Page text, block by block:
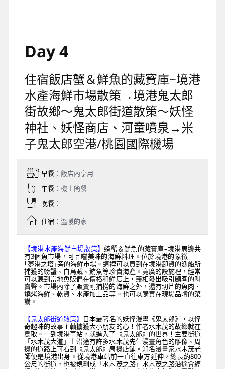
Day 4
住宿飯店蟹＆鮮魚的藏寶庫~境港
水產海鮮市場散策→境港鬼太郎
街故鄉～鬼太郎街道散策～妖怪
神社、妖怪商店、河童噴泉→米
子鬼太郎空港/桃園國際機場
早餐：飯店內享用
午餐：機上簡餐
晚餐：
住宿：溫暖的家
【境港水產海鮮市場散策】螃蟹＆鮮魚的藏寶庫–境港周邊共
有3個魚市場，可品嚐美味的海鮮料理。位於境港的象徵——
｢夢港之塔｣旁的海鮮市場。這裡可以買到在境港卸貨的漁船所
捕獲的螃蟹、白烏賊、鮪魚等珍貴海產。寬廣的設施裡，經常
可以聽到當地魚販們在價格和鮮度上，競相發出吸引顧客的叫
賣聲。市場內除了販賣剛捕撈的海鮮之外，還有切片的魚肉、
燒烤海鮮、乾貨、水產加工品等。也可以購買在現場品嚐的菜
餚。
【鬼太郎街道散策】 日本最著名的妖怪漫畫《鬼太郎》，以怪
奇趣味的故事主軸擄獲大小朋友的心！作者水木茂的故鄉就在
鳥取。一到境港車站，就進入了《鬼太郎》的世界！主要街道
「水木茂大道」上沿途有許多水木茂先生漫畫角色的雕像、周
邊的道路上可看到《鬼太郎》周邊店鋪。知名漫畫家水木茂老
師便是境港出身。從境港車站前一直往東方延伸，總長約800
公尺的街道，也被規劃成「水木茂之路」水木茂之路沿途會經